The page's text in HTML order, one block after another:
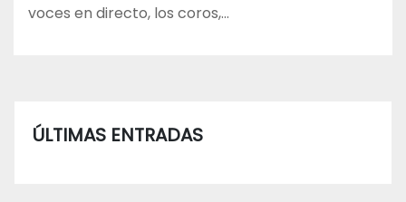
voces en directo, los coros,…
ÚLTIMAS ENTRADAS